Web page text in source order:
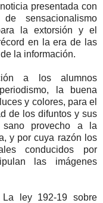
presentada con
sensacionalismo
la extorsión y el
en la era de las
la información.
a los alumnos
la buena
y colores, para el
de los difuntos y sus
provecho a la
y por cuya razón los
conducidos por
las imágenes
La ley 192-19 sobre